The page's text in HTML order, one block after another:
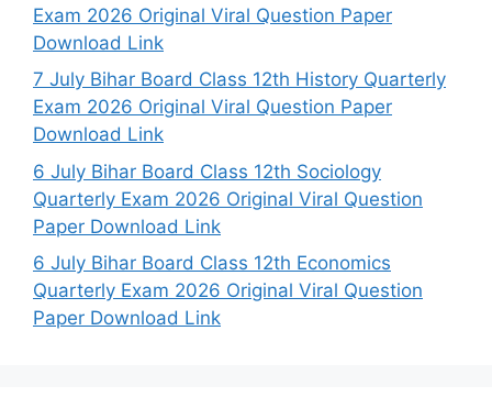
Exam 2026 Original Viral Question Paper
Download Link
7 July Bihar Board Class 12th History Quarterly
Exam 2026 Original Viral Question Paper
Download Link
6 July Bihar Board Class 12th Sociology
Quarterly Exam 2026 Original Viral Question
Paper Download Link
6 July Bihar Board Class 12th Economics
Quarterly Exam 2026 Original Viral Question
Paper Download Link